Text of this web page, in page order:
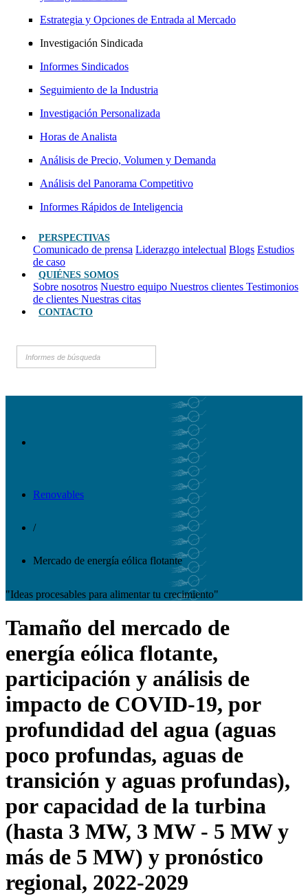
Estrategia y Opciones de Entrada al Mercado
Investigación Sindicada
Informes Sindicados
Seguimiento de la Industria
Investigación Personalizada
Horas de Analista
Análisis de Precio, Volumen y Demanda
Análisis del Panorama Competitivo
Informes Rápidos de Inteligencia
PERSPECTIVAS
Comunicado de prensa Liderazgo intelectual Blogs Estudios
de caso
QUIÉNES SOMOS
Sobre nosotros Nuestro equipo Nuestros clientes Testimonios
de clientes Nuestras citas
CONTACTO
Renovables
/
Mercado de energía eólica flotante
"Ideas procesables para alimentar tu crecimiento"
Tamaño del mercado de
energía eólica flotante,
participación y análisis de
impacto de COVID-19, por
profundidad del agua (aguas
poco profundas, aguas de
transición y aguas profundas),
por capacidad de la turbina
(hasta 3 MW, 3 MW - 5 MW y
más de 5 MW) y pronóstico
regional, 2022-2029